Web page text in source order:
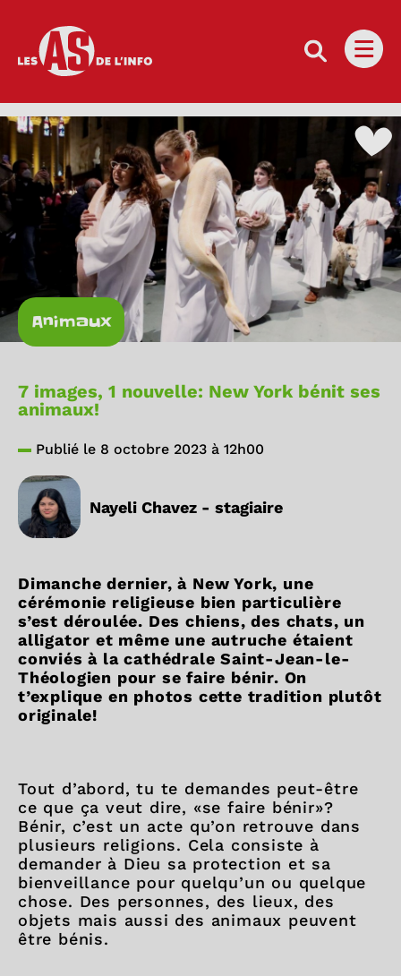
Les as de l'info
Animaux
7 images, 1 nouvelle: New York bénit ses
animaux!
Publié le 8 octobre 2023 à 12h00
Nayeli Chavez - stagiaire
Dimanche dernier, à New York, une
cérémonie religieuse bien particulière
s’est déroulée. Des chiens, des chats, un
alligator et même une autruche étaient
conviés à la cathédraleSaint-Jean-le-
Théologien pour se faire bénir. On
t’explique en photos cette tradition plutôt
originale!
Tout d’abord, tu te demandes peut-être
ce que ça veut dire, «se faire bénir»?
Bénir, c’est un acte qu’on retrouve dans
plusieurs religions. Cela consiste à
demander à Dieu sa protection et sa
bienveillance pour quelqu’un ou quelque
chose. Des personnes, des lieux, des
objets mais aussi des animaux peuvent
être bénis.